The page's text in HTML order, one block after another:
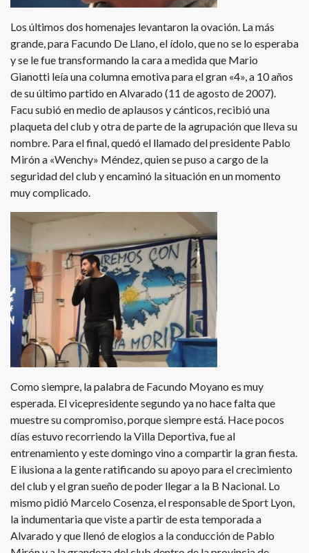
Los últimos dos homenajes levantaron la ovación. La más
grande, para Facundo De Llano, el ídolo, que no se lo esperaba
y se le fue transformando la cara a medida que Mario
Gianotti leía una columna emotiva para el gran «4», a 10 años
de su último partido en Alvarado (11 de agosto de 2007).
Facu subió en medio de aplausos y cánticos, recibió una
plaqueta del club y otra de parte de la agrupación que lleva su
nombre. Para el final, quedó el llamado del presidente Pablo
Mirón a «Wenchy» Méndez, quien se puso a cargo de la
seguridad del club y encaminó la situación en un momento
muy complicado.
Como siempre, la palabra de Facundo Moyano es muy
esperada. El vicepresidente segundo ya no hace falta que
muestre su compromiso, porque siempre está. Hace pocos
días estuvo recorriendo la Villa Deportiva, fue al
entrenamiento y este domingo vino a compartir la gran fiesta.
E ilusiona a la gente ratificando su apoyo para el crecimiento
del club y el gran sueño de poder llegar a la B Nacional. Lo
mismo pidió Marcelo Cosenza, el responsable de Sport Lyon,
la indumentaria que viste a partir de esta temporada a
Alvarado y que llenó de elogios a la conducción de Pablo